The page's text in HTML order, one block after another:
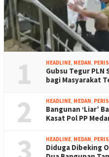
1 HEADLINE, MEDAN,
Gubsu Tegur
bagi Masyarakat
2 HEADLINE, MEDAN,
Bangunan ‘Liar’
Kasat Pol PP
HEADLINE, MEDAN,
Diduga Dibeking